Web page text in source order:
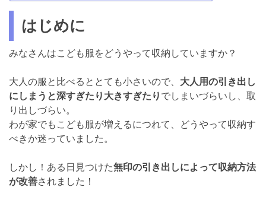
はじめに
みなさんはこども服をどうやって収納していますか？
大人の服と比べるととても小さいので、 大人用の引き出し
にしまうと深すぎたり大きすぎたり でしまいづらいし、取
り出しづらい。
わが家でもこども服が増えるにつれて、どうやって収納す
べきか迷っていました。
しかし！ある日見つけた無印の引き出しによって収納方法
が改善されました！